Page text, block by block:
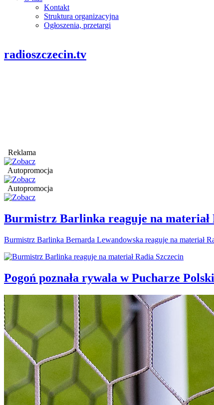
Kontakt
Struktura organizacyjna
Ogłoszenia, przetargi
radioszczecin.tv
Reklama
Autopromocja
Autopromocja
Burmistrz Barlinka reaguje na materiał
Burmistrz Barlinka Bernarda Lewandowska reaguje na materiał
Pogoń poznała rywala w Pucharze Polski